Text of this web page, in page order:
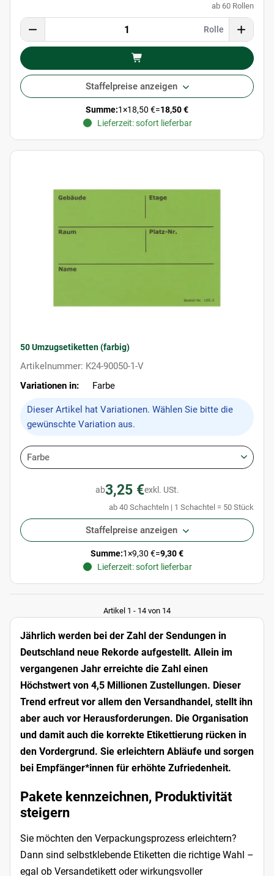
ab 60 Rollen
Rolle
Staffelpreise anzeigen
Summe:1×18,50 €=18,50 €
Lieferzeit: sofort lieferbar
50 Umzugsetiketten (farbig)
Artikelnummer: K24-90050-1-V
Variationen in:
Farbe
xDieser Artikel hat Variationen. Wählen Sie bitte die
gewünschte Variation aus.
Farbe
ab3,25 €exkl. USt.
ab 40 Schachteln | 1 Schachtel = 50 Stück
Staffelpreise anzeigen
Summe:1×9,30 €=9,30 €
Lieferzeit: sofort lieferbar
Artikel 1 - 14 von 14
Jährlich werden bei der Zahl der Sendungen in
Deutschland neue Rekorde aufgestellt. Allein im
vergangenen Jahr erreichte die Zahl einen
Höchstwert von 4,5 Millionen Zustellungen. Dieser
Trend erfreut vor allem den Versandhandel, stellt ihn
aber auch vor Herausforderungen. Die Organisation
und damit auch die korrekte Etikettierung rücken in
den Vordergrund. Sie erleichtern Abläufe und sorgen
bei Empfänger*innen für erhöhte Zufriedenheit.
Pakete kennzeichnen, Produktivität
steigern
Sie möchten den Verpackungsprozess erleichtern?
Dann sind selbstklebende Etiketten die richtige Wahl –
egal ob Versandetikett oder wirkungsvoller